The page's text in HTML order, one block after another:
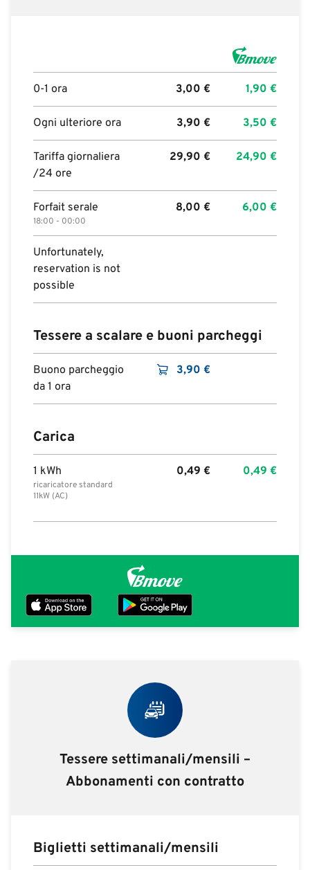
0-1 ora 3,00 € 1,90 €
Ogni ulteriore ora 3,90 € 3,50 €
Tariffa giornaliera
/24 ore
29,90 € 24,90 €
Forfait serale
18:00 - 00:00
8,00 € 6,00 €
Unfortunately,
reservation is not
possible
Tessere a scalare e buoni parcheggi
Buono parcheggio
da 1 ora
3,90 €
Carica
1 kWh
ricaricatore standard
11kW (AC)
0,49 € 0,49 €
Tessere settimanali/mensili –
Abbonamenti con contratto
Biglietti settimanali/mensili